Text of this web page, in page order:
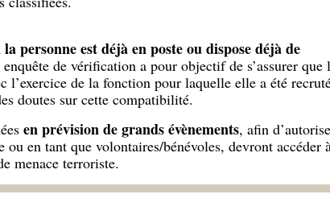
la personne est déjà en poste ou dispose déjà de
de vérification a pour objectif de s’assurer que
l’exercice de la fonction pour laquelle elle a été
doutes sur cette compatibilité.
en prévision de grands évènements, afin
en tant que volontaires/bénévoles, devront accéder
menace terroriste.